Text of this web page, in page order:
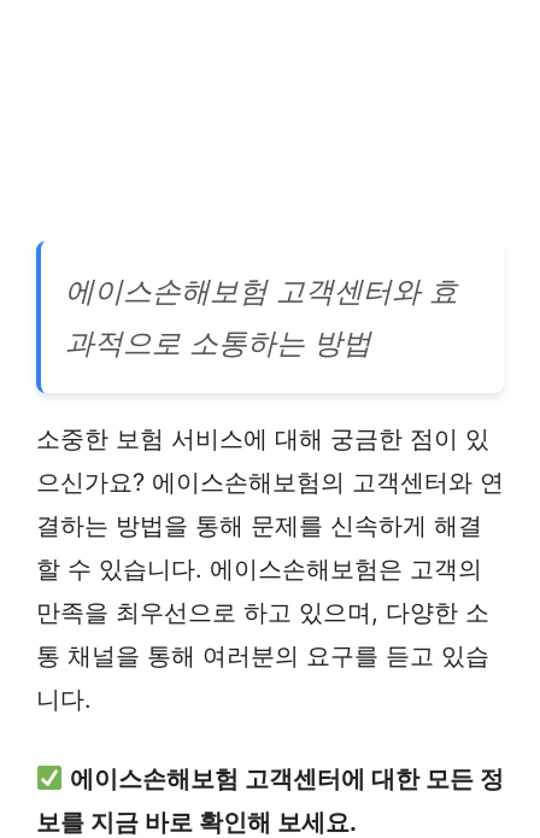
에이스손해보험 고객센터와 효
과적으로 소통하는 방법
소중한 보험 서비스에 대해 궁금한 점이 있
으신가요? 에이스손해보험의 고객센터와 연
결하는 방법을 통해 문제를 신속하게 해결
할 수 있습니다. 에이스손해보험은 고객의
만족을 최우선으로 하고 있으며, 다양한 소
통 채널을 통해 여러분의 요구를 듣고 있습
니다.
에이스손해보험 고객센터에 대한 모든 정
보를 지금 바로 확인해 보세요.